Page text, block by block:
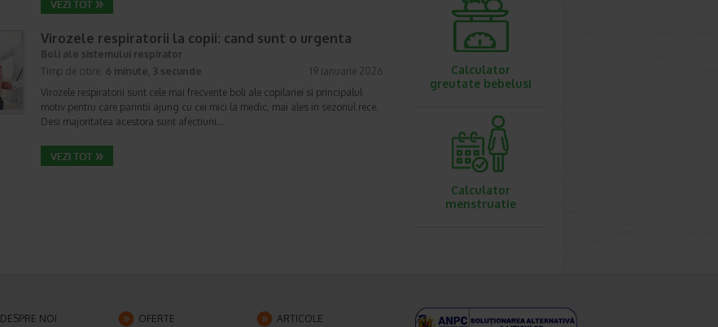
Virozele respiratorii la copii: cand sunt o urgenta
Boli ale sistemului respirator
Timp de citire: 6 minute, 3 secunde
19 ianuarie 2026
Virozele respiratorii sunt cele mai frecvente boli ale copilariei si principalul
motiv pentru care parintii ajung cu cei mici la medic, mai ales in sezonul rece.
Desi majoritatea acestora sunt afectiuni…
Calculator
greutate bebelusi
Calculator
menstruatie
DESPRE NOI OFERTE
ARTICOLE